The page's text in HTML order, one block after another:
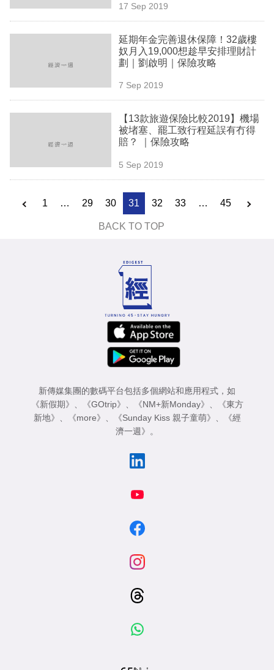
17 Sep 2019
延期年金完善退休保障！32歲樓
奴月入19,000想趁早安排理財計
劃｜劉啟明｜保險攻略
7 Sep 2019
【13款旅遊保險比較2019】機場
被堵塞、罷工致行程延誤有冇得
賠？ ｜保險攻略
5 Sep 2019
1 … 29 30 31 32 33 … 45
BACK TO TOP
新傳媒集團的數碼平台包括多個網站和應用程式，如
《新假期》 、 《GOtrip》 、 《NM+新Monday》 、
《東方
新地》 、 《more》 、 《Sunday Kiss 親子童萌》 、
《經
濟一週》 。